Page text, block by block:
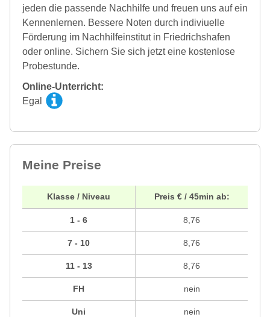
jeden die passende Nachhilfe und freuen uns auf ein
Kennenlernen. Bessere Noten durch indiviuelle
Förderung im Nachhilfeinstitut in Friedrichshafen
oder online. Sichern Sie sich jetzt eine kostenlose
Probestunde.
Online-Unterricht:
Egal
Meine Preise
Klasse / Niveau
1 - 6
7 - 10
11 - 13
FH
Uni
Preis € / 45min ab:
8,76
8,76
8,76
nein
nein